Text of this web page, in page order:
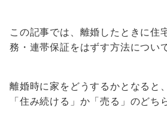
この記事では、離婚したときに住
務・連帯保証をはずす方法につい
離婚時に家をどうするかとなると
「住み続ける」か「売る」のどち